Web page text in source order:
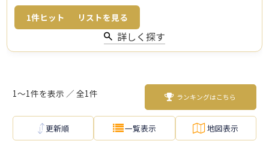
1件ヒット リストを見る
詳しく探す
1～1件を表示 ／ 全1件 ランキングはこちら
更新順 一覧表示 地図表示